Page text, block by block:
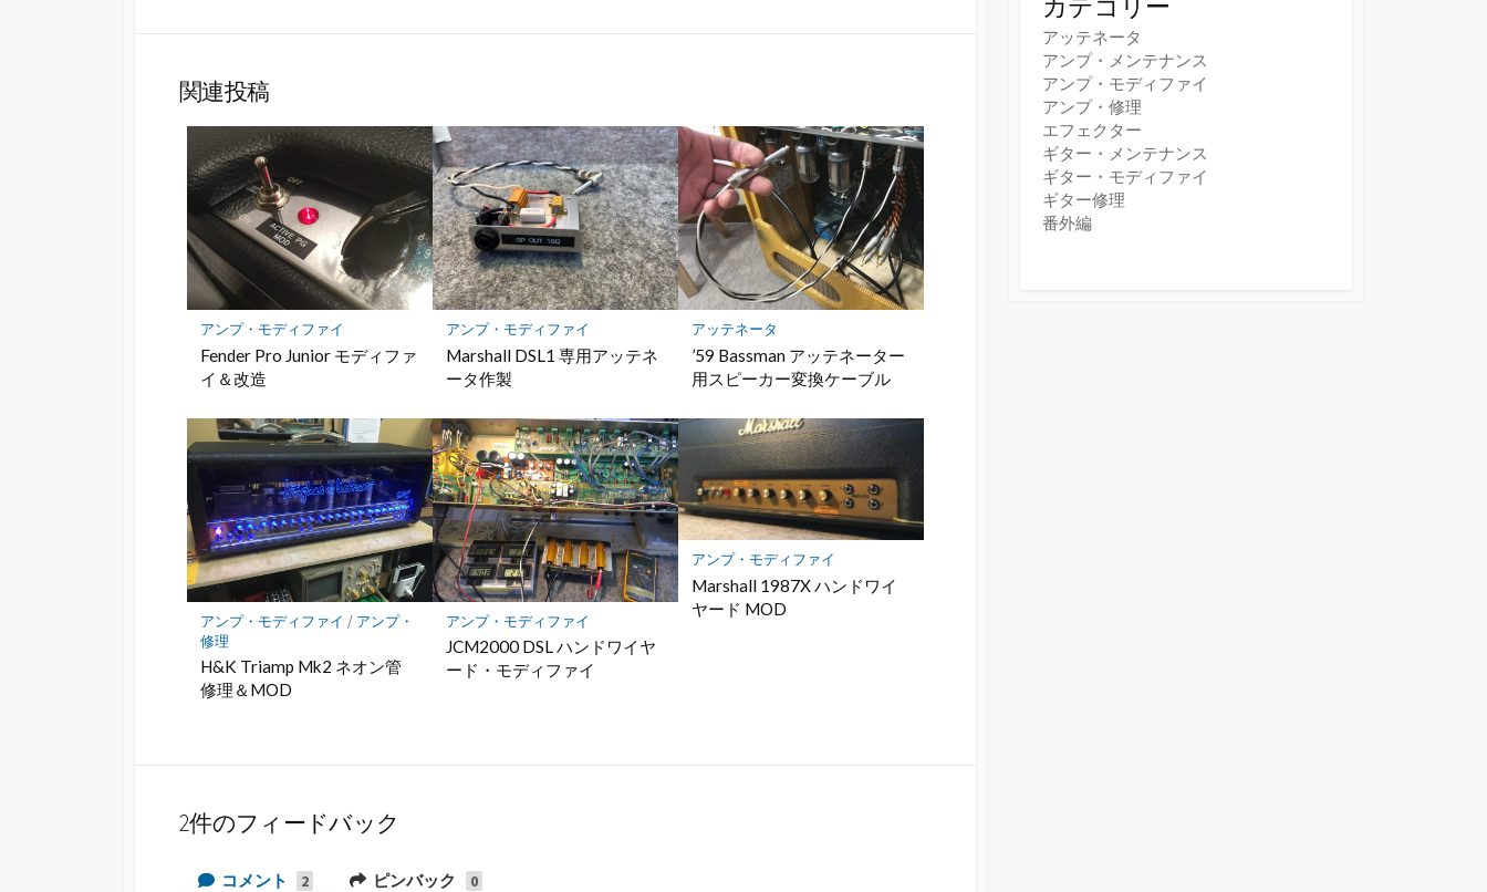
関連投稿
アンプ・モディファイ
Fender Pro Junior モディファ
イ＆改造
アンプ・モディファイ
Marshall DSL1 専用アッテネ
ータ作製
アッテネータ
’59 Bassman アッテネーター
用スピーカー変換ケーブル
アンプ・モディファイ / アンプ・
修理
H&K Triamp Mk2 ネオン管
修理＆MOD
アンプ・モディファイ
JCM2000 DSL ハンドワイヤ
ード・モディファイ
アンプ・モディファイ
Marshall 1987X ハンドワイ
ヤード MOD
2件のフィードバック
コメント 2 ピンバック 0
アッテネータ
アンプ・メンテナンス
アンプ・モディファイ
アンプ・修理
エフェクター
ギター・メンテナンス
ギター・モディファイ
ギター修理
番外編